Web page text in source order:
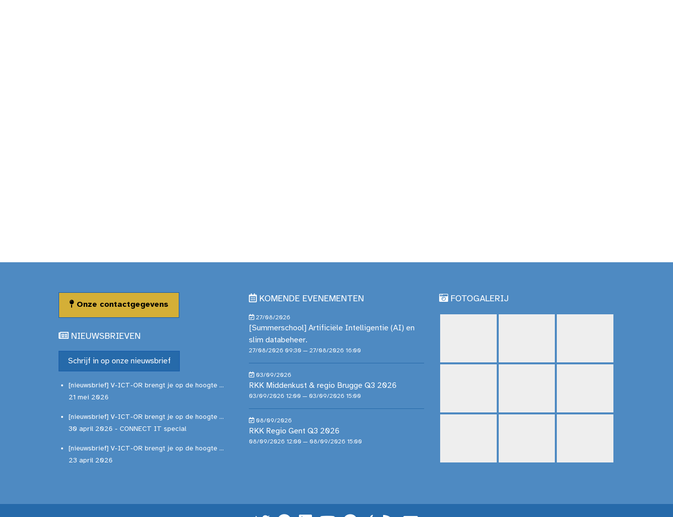
Onze contactgegevens
NIEUWSBRIEVEN
Schrijf in op onze nieuwsbrief
[nieuwsbrief] V-ICT-OR brengt je op de hoogte ...
21 mei 2026
[nieuwsbrief] V-ICT-OR brengt je op de hoogte ...
30 april 2026 - CONNECT IT special
[nieuwsbrief] V-ICT-OR brengt je op de hoogte ...
23 april 2026
KOMENDE EVENEMENTEN
27/08/2026
[Summerschool] Artificiële Intelligentie (AI) en
slim databeheer.
27/08/2026 09:30 — 27/08/2026 16:00
03/09/2026
RKK Middenkust & regio Brugge Q3 2026
03/09/2026 12:00 — 03/09/2026 15:00
08/09/2026
RKK Regio Gent Q3 2026
08/09/2026 12:00 — 08/09/2026 15:00
FOTOGALERIJ